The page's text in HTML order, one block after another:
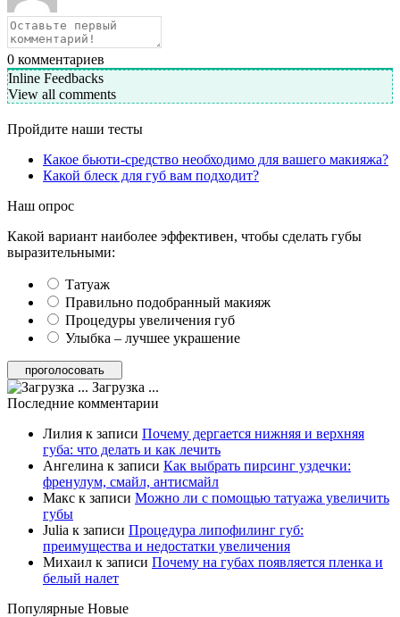
0 комментариев
Inline Feedbacks
View all comments
Пройдите наши тесты
Какое бьюти-средство необходимо для вашего макияжа?
Какой блеск для губ вам подходит?
Наш опрос
Какой вариант наиболее эффективен, чтобы сделать губы
выразительными:
Татуаж
Правильно подобранный макияж
Процедуры увеличения губ
Улыбка – лучшее украшение
Загрузка ...
Последние комментарии
Лилия к записи Почему дергается нижняя и верхняя
губа: что делать и как лечить
Ангелина к записи Как выбрать пирсинг уздечки:
френулум, смайл, антисмайл
Макс к записи Можно ли с помощью татуажа увеличить
губы
Julia к записи Процедура липофилинг губ:
преимущества и недостатки увеличения
Михаил к записи Почему на губах появляется пленка и
белый налет
Популярные Новые